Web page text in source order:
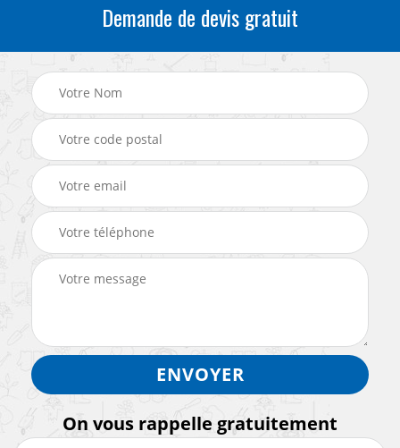
Demande de devis gratuit
On vous rappelle gratuitement